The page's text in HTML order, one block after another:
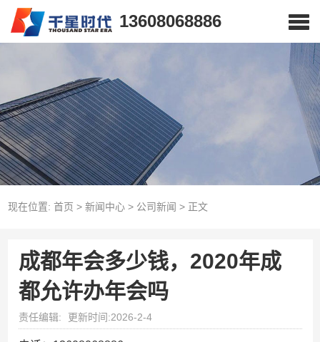
13608068886
现在位置: 首页 > 新闻中心> 公司新闻 > 正文
成都年会多少钱，2020年成
都允许办年会吗
责任编辑: 更新时间:2026-2-4